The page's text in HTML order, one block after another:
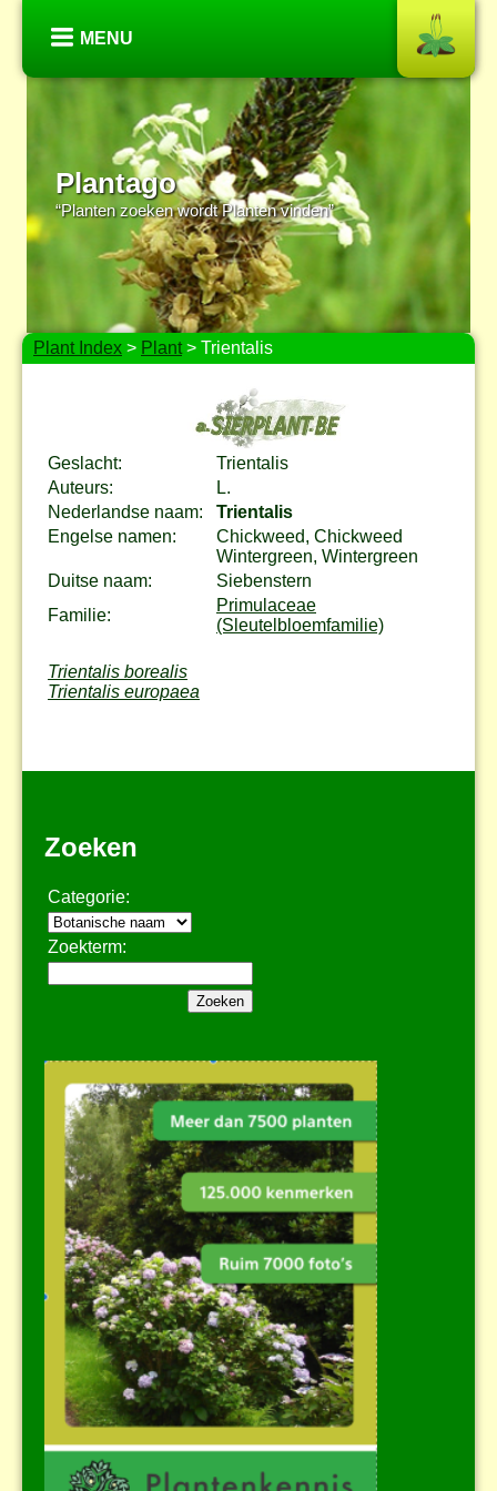
MENU
Plantago
“Planten zoeken wordt Planten vinden”
Plant Index > Plant> Trientalis
Geslacht:
Trientalis
Auteurs:
L.
Nederlandse naam:
Trientalis
Engelse namen:
Chickweed, Chickweed
Wintergreen, Wintergreen
Duitse naam:
Siebenstern
Familie:
Primulaceae
(Sleutelbloemfamilie)
Trientalis borealis
Trientalis europaea
Zoeken
Categorie:
Zoekterm: